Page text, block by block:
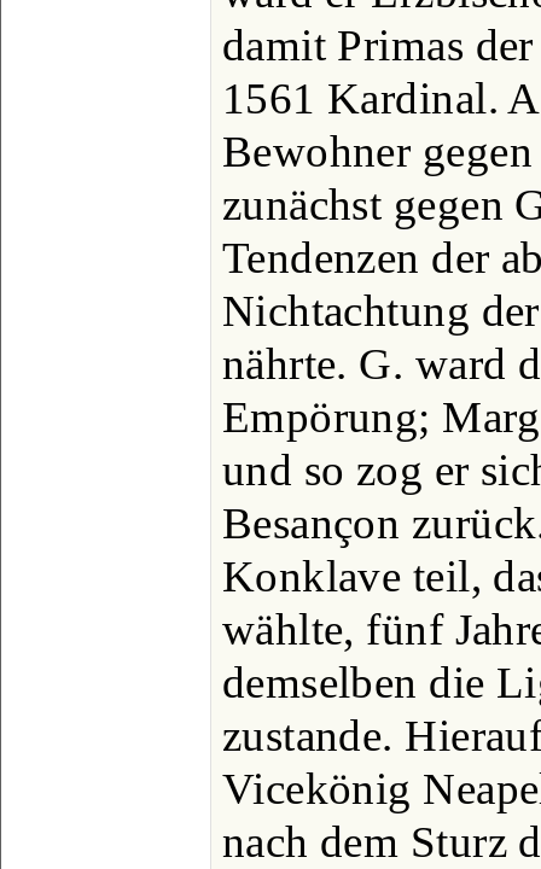
damit Primas
1561 Kardinal.
Bewohner
zunächst gegen
Tendenzen der
Nichtachtung
nährte. G. ward
Empörung;
und so zog er
Besançon
Konklave teil,
wählte, fünf
demselben die
zustande.
Vicekönig
nach dem Sturz